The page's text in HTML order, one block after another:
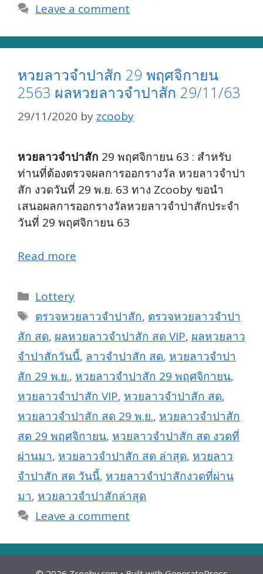
Leave a comment
หวยลาวจำปาสัก 29 พฤศจิกายน
2563 ผลหวยลาวจำปาสัก 29/11/63
29/11/2020 by zcooby
หวยลาวจำปาสัก 29 พฤศจิกายน 63 : สำหรับ
ท่านที่ต้องตรวจผลการออกรางวัล หวยลาวจำปา
สัก งวดวันที่ 29 พ.ย. 63 ทาง Zcooby ขอนำ
เสนอผลการออกรางวัลหวยลาวจำปาสักประจำ
วันที่ 29 พฤศจิกายน 63
Read more
Categories
Lottery
Tags
ตรวจหวยลาวจำปาสัก, ตรวจหวยลาวจำปา
สัก สด, ผลหวยลาวจำปาสัก สด VIP, ผลหวยลาว
จำปาสักวันนี้, ลาวจำปาสัก สด, หวยลาวจำปา
สัก 29 พ.ย., หวยลาวจำปาสัก 29 พฤศจิกายน,
หวยลาวจำปาสัก VIP, หวยลาวจำปาสัก สด,
หวยลาวจำปาสัก สด 29 พ.ย., หวยลาวจำปาสัก
สด 29 พฤศจิกายน, หวยลาวจำปาสัก สด งวดที่
ผ่านมา, หวยลาวจำปาสัก สด ล่าสุด, หวยลาว
จำปาสัก สด วันนี้, หวยลาวจำปาสักงวดที่ผ่าน
มา, หวยลาวจำปาสักล่าสุด
Leave a comment